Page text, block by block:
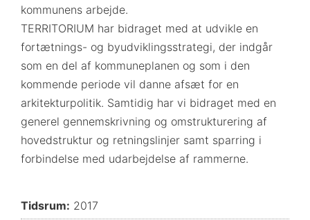
kommunens arbejde.
TERRITORIUM har bidraget med at udvikle en
fortætnings- og byudviklingsstrategi, der indgår
som en del af kommuneplanen og som i den
kommende periode vil danne afsæt for en
arkitekturpolitik. Samtidig har vi bidraget med en
generel gennemskrivning og omstrukturering af
hovedstruktur og retningslinjer samt sparring i
forbindelse med udarbejdelse af rammerne.
Tidsrum: 2017